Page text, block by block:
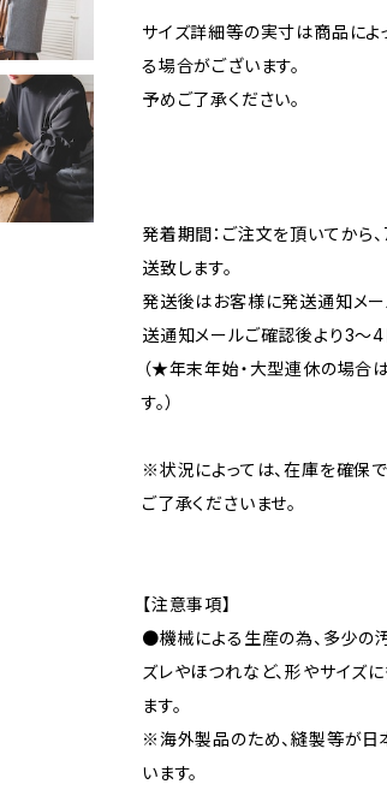
サイズ詳細等の実寸は商品に
る場合がございます。
予めご了承ください。
発着期間：ご注文を頂いてから
送致します。
発送後はお客様に発送通知メー
送通知メールご確認後より3〜4
（★年末年始・大型連休の場合
す。）
※状況によっては、在庫を確保
ご了承くださいませ。
【注意事項】
●機械による生産の為、多少の
ズレやほつれなど、形やサイズ
ます。
※海外製品のため、縫製等が日
います。